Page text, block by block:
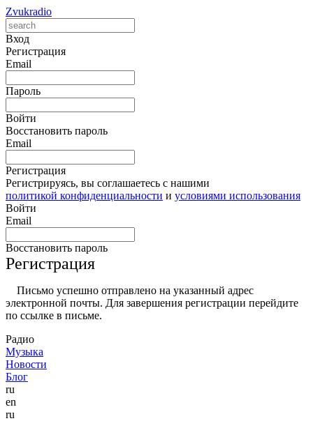
Zvukradio
Вход
Регистрация
Email
Пароль
Войти
Восстановить пароль
Email
Регистрация
Регистрируясь, вы соглашаетесь с нашими
политикой конфиденциальности и условиями использования
Войти
Email
Восстановить пароль
Регистрация
Письмо успешно отправлено на указанный адрес
электронной почты. Для завершения регистрации перейдите
по ссылке в письме.
Радио
Музыка
Новости
Блог
ru
en
ru